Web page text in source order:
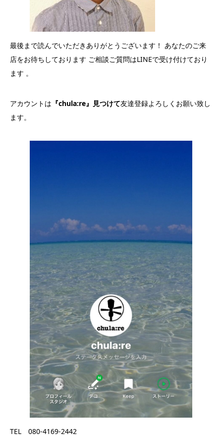
最後まで読んでいただきありがとうございます！ あなたのご来
店をお待ちしております ご相談ご質問はLINEで受け付けており
ます 。
アカウントは 『chula:re』見つけて友達登録よろしくお願い致し
ます。
TEL 080-4169-2442